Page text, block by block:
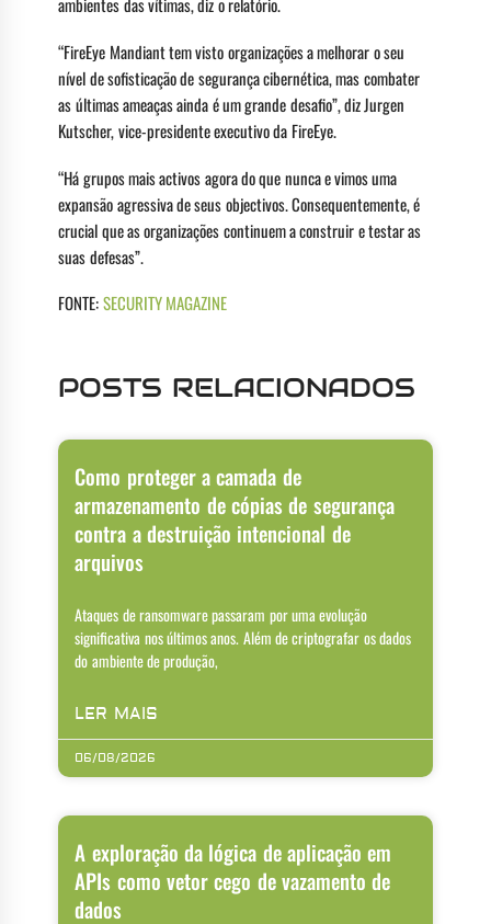
“FireEye Mandiant tem visto organizações a melhorar o seu
nível de sofisticação de segurança cibernética, mas combater
as últimas ameaças ainda é um grande desafio”, diz Jurgen
Kutscher, vice-presidente executivo da FireEye.
“Há grupos mais activos agora do que nunca e vimos uma
expansão agressiva de seus objectivos. Consequentemente, é
crucial que as organizações continuem a construir e testar as
suas defesas”.
FONTE:SECURITY MAGAZINE
POSTS RELACIONADOS
Como proteger a camada de
armazenamento de cópias de segurança
contra a destruição intencional de
arquivos
Ataques de ransomware passaram por uma evolução
significativa nos últimos anos. Além de criptografar os dados
do ambiente de produção,
LER MAIS
06/08/2026
A exploração da lógica de aplicação em
APIs como vetor cego de vazamento de
dados